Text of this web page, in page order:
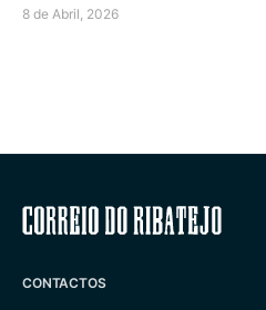
8 de Abril, 2026
Correio do
CONTACTOS